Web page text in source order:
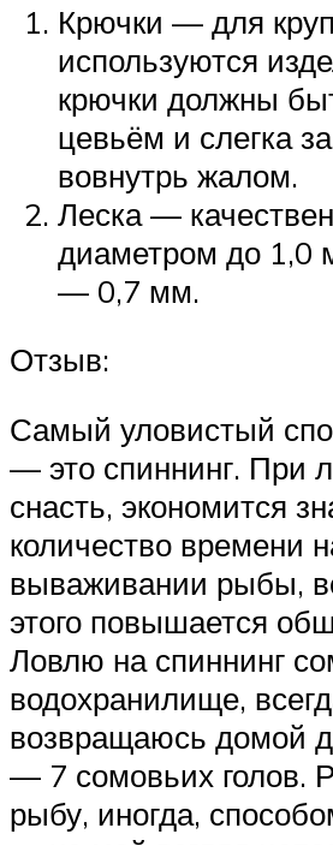
Крючки — для
используются
крючки должны
цевьём и слегка
вовнутрь жалом.
Леска —
диаметром до 1,0
— 0,7 мм.
Отзыв:
Самый уловистый
— это спиннинг. При
снасть, экономится
количество времени
вываживании рыбы,
этого повышается
Ловлю на спиннинг
водохранилище,
возвращаюсь домой
— 7 сомовьих голов.
рыбу, иногда,